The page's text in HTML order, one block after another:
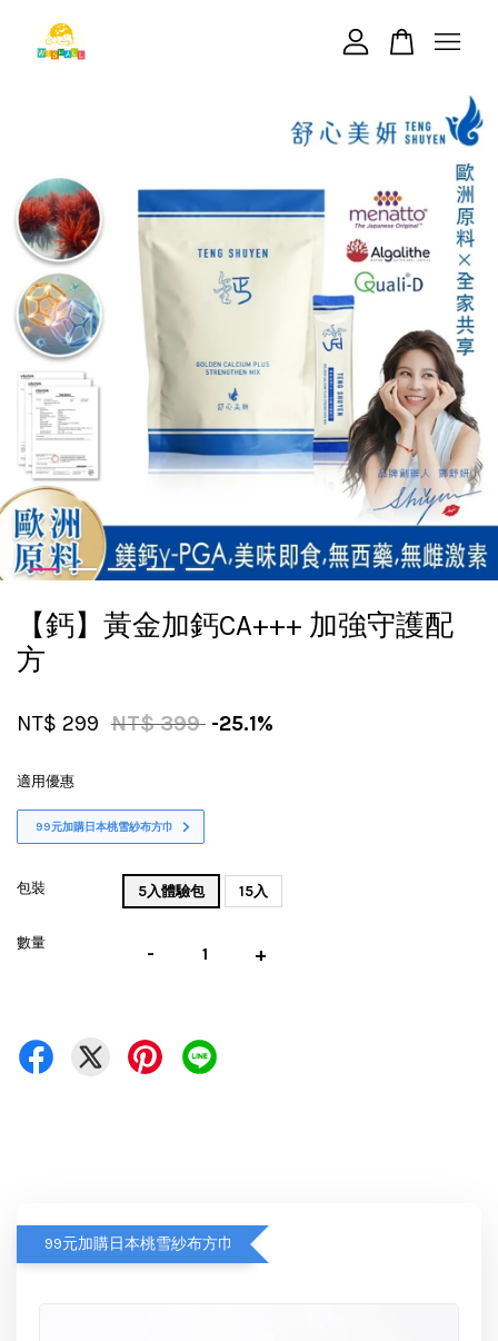
【鈣】黃金加鈣CA+++ 加強守護配
方
NT$ 299 NT$ 399 -25.1%
適用優惠
99元加購日本桃雪紗布方巾
包裝 5入體驗包 15入
數量 - +
99元加購日本桃雪紗布方巾
您的購物車目前還是空的。
繼續購物